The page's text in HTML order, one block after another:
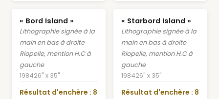
« Bord Island »
Lithographie signée à la
main en bas à droite
Riopelle, mention H.C à
gauche
198426" x 35"
Résultat d'enchère : 8
« Starbord Island »
Lithographie signée à la
main en bas à droite
Riopelle, mention H.C à
gauche
198426" x 35"
Résultat d'enchère : 8